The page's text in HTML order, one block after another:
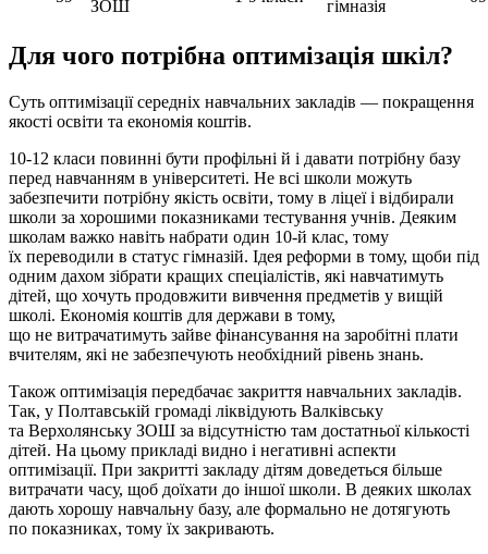
ЗОШ гімназія
Для чого потрібна оптимізація шкіл?
Суть оптимізації середніх навчальних закладів — покращення
якості освіти та економія коштів.
10-12 класи повинні бути профільні й і давати потрібну базу
перед навчанням в університеті. Не всі школи можуть
забезпечити потрібну якість освіти, тому в ліцеї і відбирали
школи за хорошими показниками тестування учнів. Деяким
школам важко навіть набрати один 10-й клас, тому
їх переводили в статус гімназій. Ідея реформи в тому, щоби під
одним дахом зібрати кращих спеціалістів, які навчатимуть
дітей, що хочуть продовжити вивчення предметів у вищій
школі. Економія коштів для держави в тому,
що не витрачатимуть зайве фінансування на заробітні плати
вчителям, які не забезпечують необхідний рівень знань.
Також оптимізація передбачає закриття навчальних закладів.
Так, у Полтавській громаді ліквідують Валківську
та Верхолянську ЗОШ за відсутністю там достатньої кількості
дітей. На цьому прикладі видно і негативні аспекти
оптимізації. При закритті закладу дітям доведеться більше
витрачати часу, щоб доїхати до іншої школи. В деяких школах
дають хорошу навчальну базу, але формально не дотягують
по показниках, тому їх закривають.